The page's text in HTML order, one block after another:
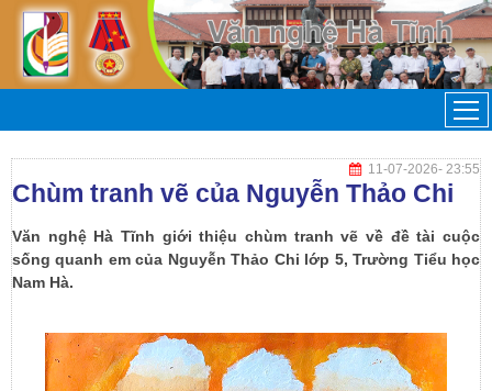
11-07-2026- 23:55
Chùm tranh vẽ của Nguyễn Thảo Chi
Văn nghệ Hà Tĩnh giới thiệu chùm tranh vẽ về đề tài cuộc
sống quanh em của Nguyễn Thảo Chi lớp 5, Trường Tiểu học
Nam Hà.